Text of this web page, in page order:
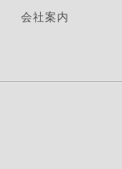
会社案内